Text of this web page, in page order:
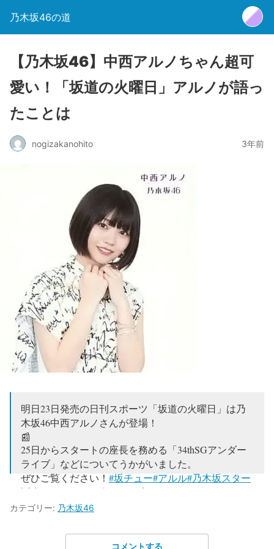
乃木坂46の道
【乃木坂46】中西アルノちゃん超可
愛い！「坂道の火曜日」アルノが語っ
たことは
nogizakanohito 3年前
明日23日発売の日刊スポーツ「坂道の火曜日」は乃
木坂46中西アルノさんが登場！
📰
25日からスタートの座長を務める「34thSGアンダー
ライブ」などについてうかがいました。
ぜひご覧ください！ #坂チュー#アルル#乃木坂スター
誕生
#34thSGアンダーライブ
⊿バックナンバーは
— 坂道の火曜日【公式】 (@sakamichinikkan)
カテゴリー: 乃木坂46
コメントする